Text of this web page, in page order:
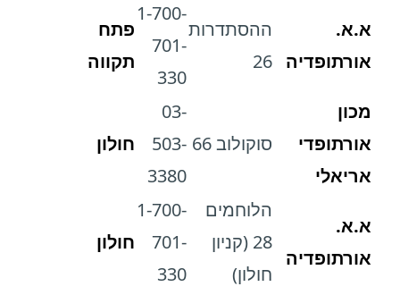
א.א.
אורתופדיה
ההסתדרות
26
1-700-
701-
330
פתח
תקווה
מכון
אורתופדי
אריאלי
סוקולוב 66
03-
503-
3380
חולון
א.א.
אורתופדיה
הלוחמים
28 (קניון
חולון)
1-700-
701-
330
חולון